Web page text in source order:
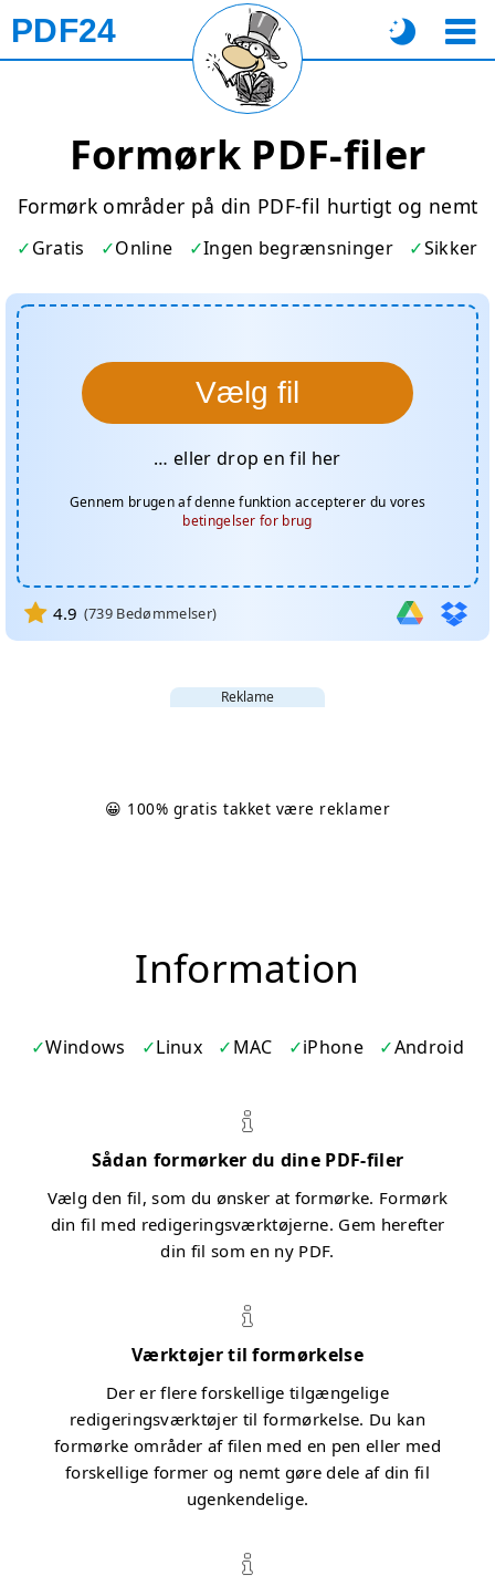
PDF24
Formørk PDF-filer
Formørk områder på din PDF-fil hurtigt og nemt
Gratis Online Ingen begrænsninger Sikker
Vælg fil
… eller drop en fil her
Gennem brugen af denne funktion accepterer du vores
betingelser for brug
4.9 (739 Bedømmelser)
Reklame
😀 100% gratis takket være reklamer
Information
Windows Linux MAC iPhone Android
Sådan formørker du dine PDF-filer
Vælg den fil, som du ønsker at formørke. Formørk
din fil med redigeringsværktøjerne. Gem herefter
din fil som en ny PDF.
Værktøjer til formørkelse
Der er flere forskellige tilgængelige
redigeringsværktøjer til formørkelse. Du kan
formørke områder af filen med en pen eller med
forskellige former og nemt gøre dele af din fil
ugenkendelige.